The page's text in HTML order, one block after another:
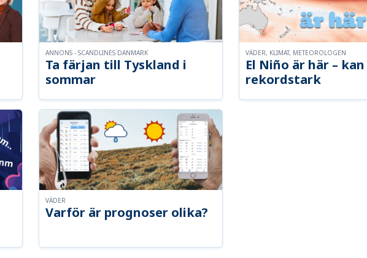
Ta färjan till Tyskland i
sommar
ANNONS - SCANDLINES DANMARK
El Niño är här –
rekordstark
VÄDER, KLIMAT, METEOROLOGEN
Varför är prognoser olika?
VÄDER